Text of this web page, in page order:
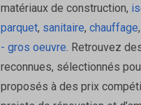
matériaux de construction,
parquet, sanitaire, chauffage,
- gros oeuvre . Retrouvez
reconnues, sélectionnés
proposés à des prix